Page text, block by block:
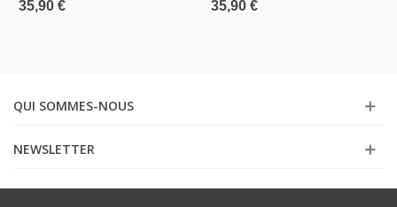
35,90 € 35,90 €
QUI SOMMES-NOUS
NEWSLETTER